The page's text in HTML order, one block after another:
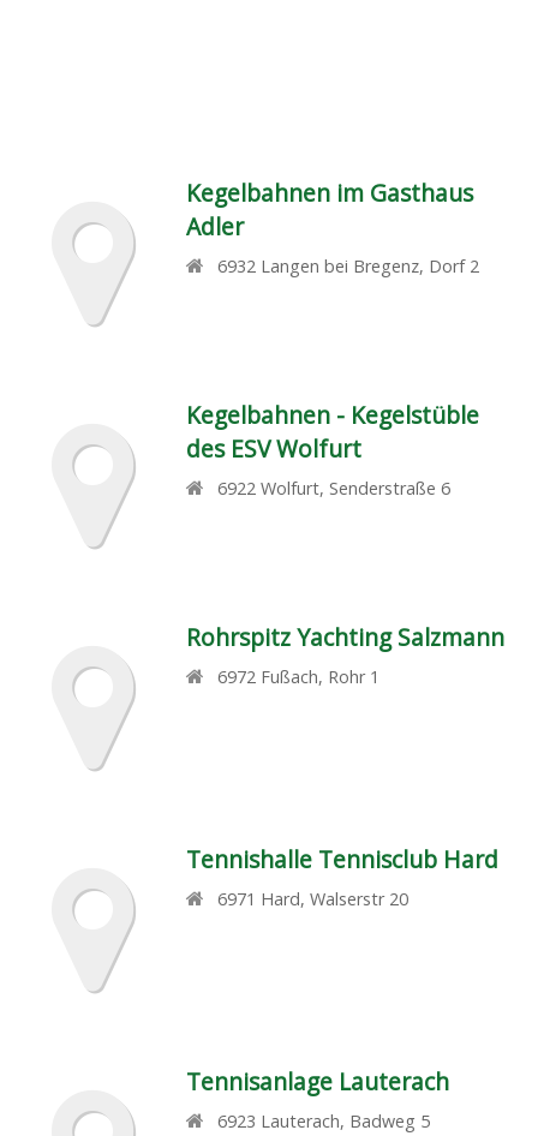
Kegelbahnen im Gasthaus
Adler
6932 Langen bei Bregenz, Dorf 2
Kegelbahnen - Kegelstüble
des ESV Wolfurt
6922 Wolfurt, Senderstraße 6
Rohrspitz Yachting Salzmann
6972 Fußach, Rohr 1
Tennishalle Tennisclub Hard
6971 Hard,Walserstr 20
Tennisanlage Lauterach
6923 Lauterach, Badweg 5